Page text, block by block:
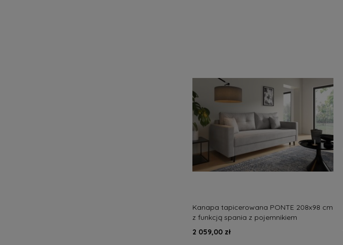
Kanapa tapicerowana PONTE 208x98 cm
z funkcją spania z pojemnikiem
nowoczesna
2 059,00 zł